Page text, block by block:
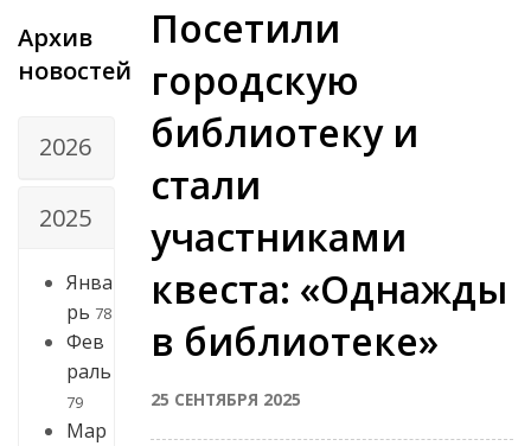
Архив
новостей
2026
2025
Янва
рь 78
Фев
раль
79
Мар
Посетили
городскую
библиотеку и
стали
участниками
квеста: «Однажды
в библиотеке»
25 СЕНТЯБРЯ 2025